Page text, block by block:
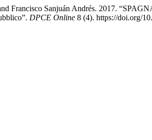
Francisco Sanjuán Andrés. 2017.
DPCE Online 8 (4). https://doi.org/